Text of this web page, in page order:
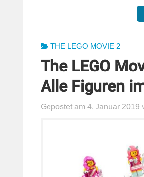
THE LEGO MOVIE 2
The LEGO
Alle Figuren
Gepostet am 4. Januar 2019